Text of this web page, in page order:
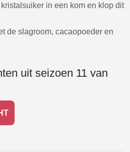
in een kom en klop dit
de slagroom, cacaopoeder en
uit seizoen 11 van